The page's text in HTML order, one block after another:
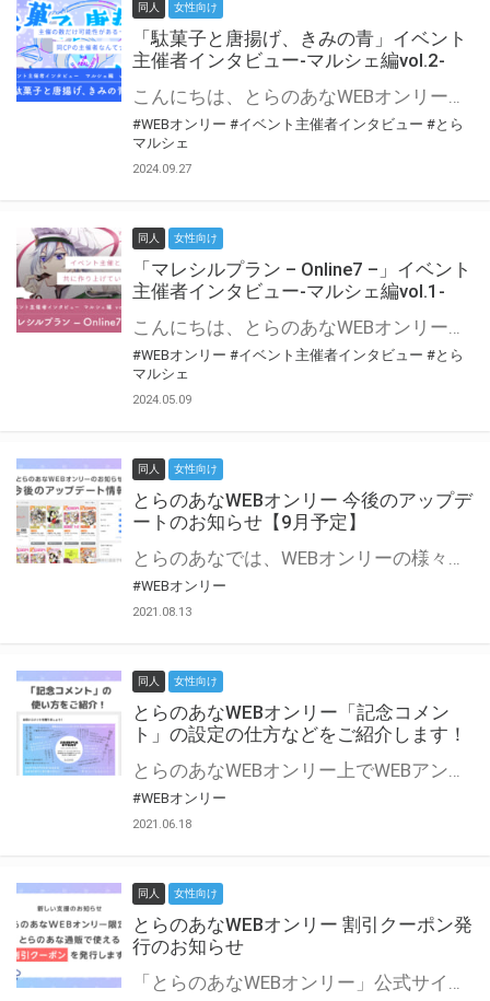
同人 女性向け
「駄菓子と唐揚げ、きみの青」イベント
主催者インタビュー-マルシェ編vol.2-
こんにちは、とらのあなWEBオンリー運営スタッフです。 新たにお届けする、イベント主催者インタビュー-マルシェ編-は、 とらのあなWEBオンリー「マルシェ」をご利用の主催様に 「マルシェ」を使ってイベントを開催した感想や心がけをお聞きする企画です。 今回は、WEBオンリー初開催「駄菓子と唐揚げ、きみの青」より、 主催のぎこ六屋様にお話を伺いました。 協力：ぎこ六屋様／イベント公式Twitter（@krkgwks） とらのあなWEBオンリー「マルシェ」とは？ WEBオンリーでリアルタイムでコミュニケーションがとれるオンライン会場です。
#WEBオンリー #イベント主催者インタビュー #とら
マルシェ
2024.09.27
同人 女性向け
「マレシルプラン – Online7 –」イベント
主催者インタビュー-マルシェ編vol.1-
こんにちは、とらのあなWEBオンリー運営スタッフです。 新たにお届けする、イベント主催者インタビュー-マルシェ編-は、 とらのあなWEBオンリー「マルシェ」をご利用した主催様に 「マルシェ」を使って開催した感想や心がけをお聞きする企画です。 今回は、WEBオンリー開催7回目迎えた「マレシルプラン – Online7 –」より、 主催の玉川うた様にお話を伺いました。 ▼マレシルプランのインタビュー前回記事 「イベント主催者インタビュー vol.6」はこちら 協力：玉川うた様（マレシルプラン実行委員会 代表）／イベント公式Twitter（@mallesil_plan） とらのあなWEBオンリー「マルシェ」とは？ WEBオンリーでリアルタイムでコミュニケーションがとれるオンライン会場です。
#WEBオンリー #イベント主催者インタビュー #とら
マルシェ
2024.05.09
同人 女性向け
とらのあなWEBオンリー 今後のアップデ
ートのお知らせ【9月予定】
とらのあなでは、WEBオンリーの様々な支援を実施しています。 今回は2021年9月に実装を予定しているアップデート情報についてご紹介いたします。 とらのあなWEBオンリーサイトはこちら
#WEBオンリー
2021.08.13
同人 女性向け
とらのあなWEBオンリー「記念コメン
ト」の設定の仕方などをご紹介します！
とらのあなWEBオンリー上でWEBアンソロジーが作成できる「記念コメント」について、その使い方や作成手順を解説します！ 支援タイプを「サークル参加型」「サークル参加型・マルシェ(イベント会場)機能付き」でお申し込みいただいている主催者様はぜひご活用ください♪ とらのあなWEBオンリーサイトはこちら
#WEBオンリー
2021.06.18
同人 女性向け
とらのあなWEBオンリー 割引クーポン発
行のお知らせ
「とらのあなWEBオンリー」公式サイトでとらのあな通販の「割引クーポン」を配布中！ イベントごとに開催当日限定で使える割引クーポンのシリアルコードを発行します。 とらのあなWEBオンリーのページをチェックして、イベント当日にお得にお買い物を楽しみましょう♪ ※本キャンペーンは予告なく終了する場合がございます。 とらのあなWEBオンリーサイトはこちら